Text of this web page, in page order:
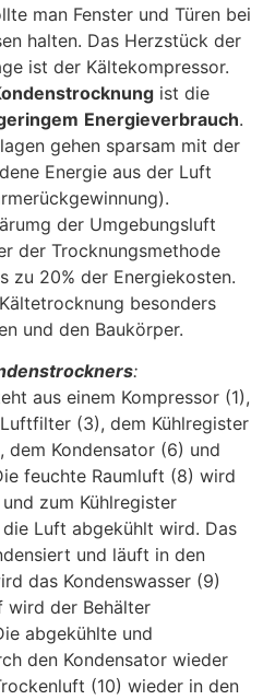
man Fenster und Türen bei
halten. Das Herzstück der
ist der Kältekompressor.
ist die
Energieverbrauch.
gehen sparsam mit der
Energie aus der Luft
der Umgebungsluft
der Trocknungsmethode
zu 20% der Energiekosten.
besonders
und den Baukörper.
:
aus einem Kompressor (1),
(3), dem Kühlregister
Kondensator (6) und
feuchte Raumluft (8) wird
zum Kühlregister
Luft abgekühlt wird. Das
und läuft in den
das Kondenswasser (9)
wird der Behälter
abgekühlte und
den Kondensator wieder
(10) wieder in den